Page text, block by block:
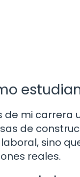
mi carrera
de
sino
reales.